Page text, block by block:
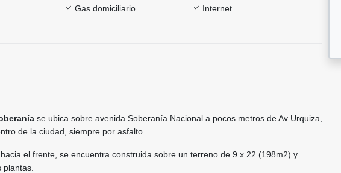
Gas domiciliario
Internet
se ubica sobre avenida Soberanía Nacional a pocos metros de Av Urquiza,
de la ciudad, siempre por asfalto.
el frente, se encuentra construida sobre un terreno de 9 x 22 (198m2) y